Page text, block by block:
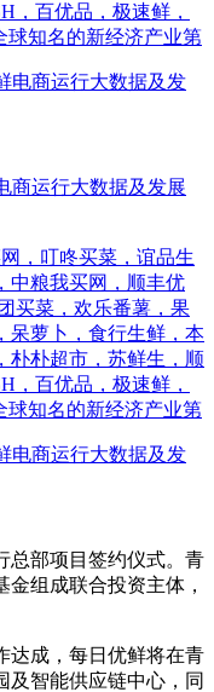
，百优品，极速鲜，
球知名的新经济产业第
商运行大数据及发展
，叮咚买菜，谊品生
中粮我买网，顺丰优
买菜，欢乐番薯，果
呆萝卜，食行生鲜，本
朴朴超市，苏鲜生，顺
，百优品，极速鲜，
球知名的新经济产业第
部项目签约仪式。青
组成联合投资主体，
成，每日优鲜将在青
及智能供应链中心，同